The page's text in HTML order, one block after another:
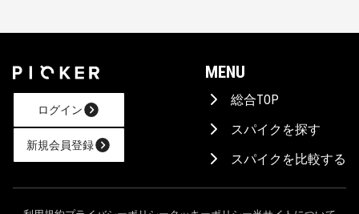
AIに相談！
ログイン
新規会員登録
MENU
総合TOP
スパイクを探す
スパイクを比較する